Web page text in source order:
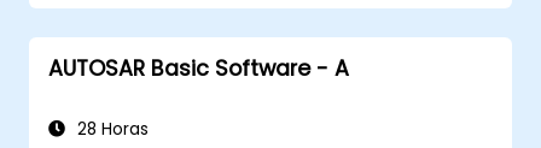
AUTOSAR Basic Software - A
28 Horas